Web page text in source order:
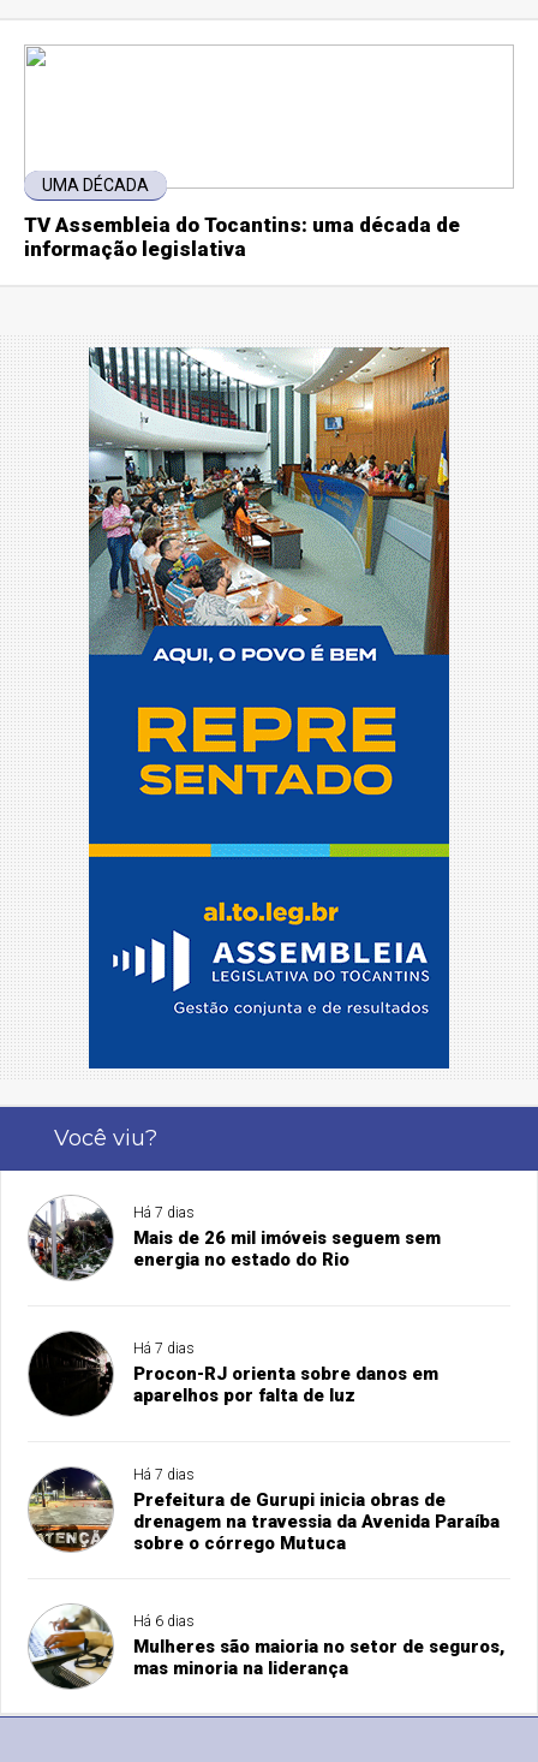
UMA DÉCADA
TV Assembleia do Tocantins: uma década de
informação legislativa
Você viu?
Há 7 dias
Mais de 26 mil imóveis seguem sem
energia no estado do Rio
Há 7 dias
Procon-RJ orienta sobre danos em
aparelhos por falta de luz
Há 7 dias
Prefeitura de Gurupi inicia obras de
drenagem na travessia da Avenida Paraíba
sobre o córrego Mutuca
Há 6 dias
Mulheres são maioria no setor de seguros,
mas minoria na liderança